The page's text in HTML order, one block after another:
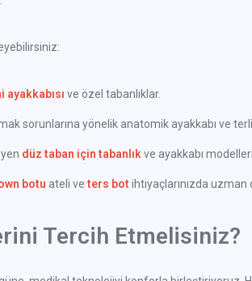
ve özel tabanlıklar.
sorunlarına yönelik anatomik ayakkabı ve
düz taban için tabanlık ve ayakkabı modelleri.
botu ateli veters bot ihtiyaçlarınızda uzman
Tercih Etmelisiniz?